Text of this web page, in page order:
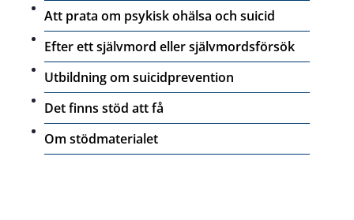
Att prata om psykisk ohälsa och suicid
Efter ett självmord eller självmordsförsök
Utbildning om suicidprevention
Det finns stöd att få
Om stödmaterialet